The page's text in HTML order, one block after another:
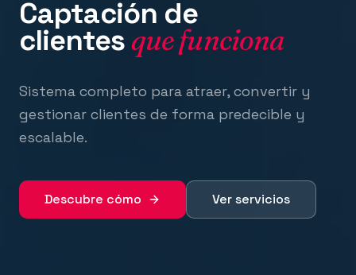
Captación de
clientesque funciona
Sistema completo para atraer, convertir y
gestionar clientes de forma predecible y
escalable.
Descubre cómo Ver servicios